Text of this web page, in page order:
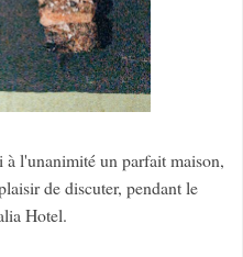
à l'unanimité un parfait maison,
de discuter, pendant le
Hotel.